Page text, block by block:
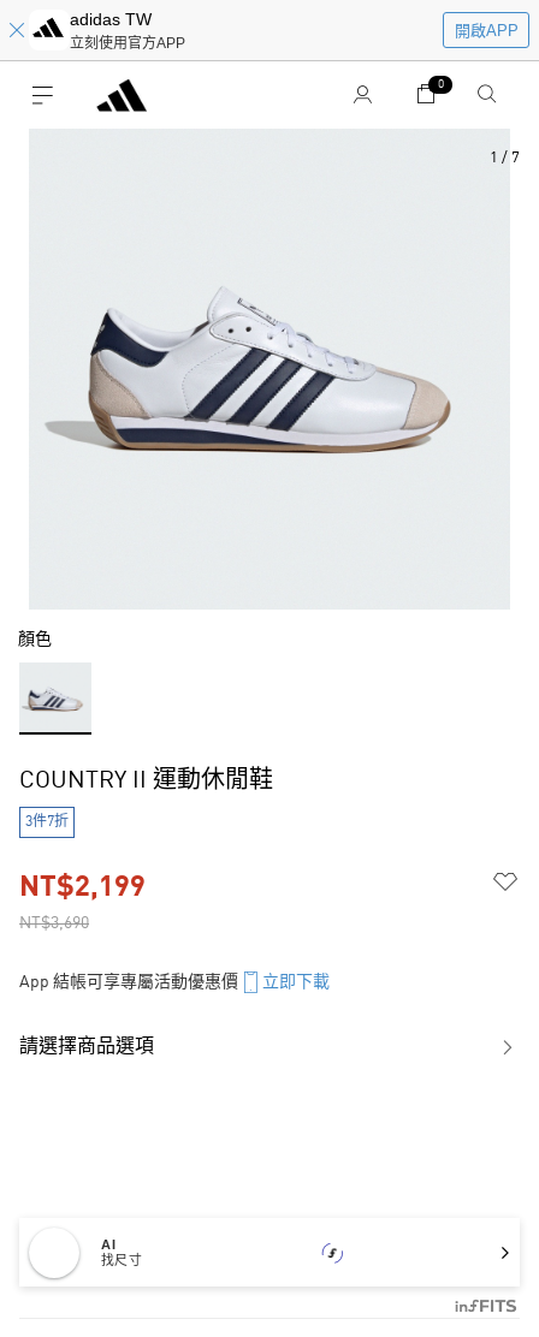
adidas TW
立刻使用官方APP
開啟APP
0
1 / 7
顏色
COUNTRY II 運動休閒鞋
3件7折
NT$3,690
NT$2,199
App 結帳可享專屬活動優惠價 立即下載
請選擇商品選項
AI
找尺寸